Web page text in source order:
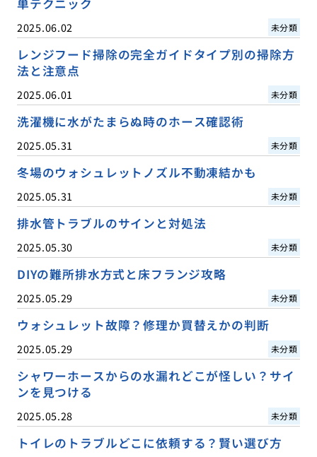
単テクニック
2025.06.02 未分類
レンジフード掃除の完全ガイドタイプ別の掃除方
法と注意点
2025.06.01 未分類
洗濯機に水がたまらぬ時のホース確認術
2025.05.31 未分類
冬場のウォシュレットノズル不動凍結かも
2025.05.31 未分類
排水管トラブルのサインと対処法
2025.05.30 未分類
DIYの難所排水方式と床フランジ攻略
2025.05.29 未分類
ウォシュレット故障？修理か買替えかの判断
2025.05.29 未分類
シャワーホースからの水漏れどこが怪しい？サイ
ンを見つける
2025.05.28 未分類
トイレのトラブルどこに依頼する？賢い選び方